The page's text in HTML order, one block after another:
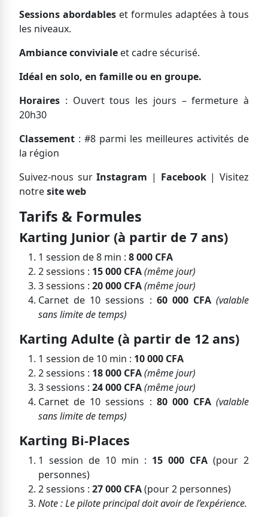
Sessions abordables et formules adaptées à tous
les niveaux.
Ambiance conviviale et cadre sécurisé.
Idéal en solo, en famille ou en groupe.
Horaires : Ouvert tous les jours – fermeture à
20h30
Classement : #8 parmi les meilleures activités de
la région
Suivez-nous surInstagram | Facebook| Visitez
notresite web
Tarifs & Formules
Karting Junior (à partir de 7 ans)
1 session de 8 min : 8 000 CFA
2 sessions : 15 000 CFA(même jour)
3 sessions : 20 000 CFA(même jour)
Carnet de 10 sessions : 60 000 CFA (valable
sans limite de temps)
Karting Adulte (à partir de 12 ans)
1 session de 10 min : 10 000 CFA
2 sessions : 18 000 CFA(même jour)
3 sessions : 24 000 CFA(même jour)
Carnet de 10 sessions : 80 000 CFA (valable
sans limite de temps)
Karting Bi-Places
1 session de 10 min : 15 000 CFA (pour 2
personnes)
2 sessions : 27 000 CFA(pour 2 personnes)
Note : Le pilote principal doit avoir de l’expérience.